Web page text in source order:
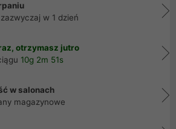
zazwyczaj w 1 dzień
otrzymasz jutro
10g 2m 51s
w salonach
magazynowe